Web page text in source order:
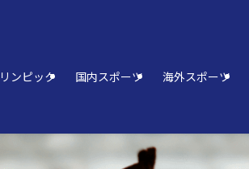
ンピック 国内スポーツ 海外スポーツ